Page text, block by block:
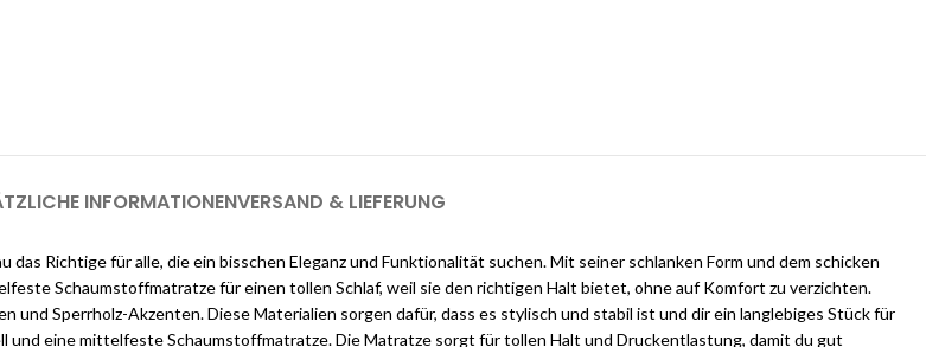
INFORMATIONENVERSAND & LIEFERUNG
Richtige für alle, die ein bisschen Eleganz und Funktionalität suchen. Mit seiner schlanken Form und dem schicken
Schaumstoffmatratze für einen tollen Schlaf, weil sie den richtigen Halt bietet, ohne auf Komfort zu verzichten.
Sperrholz-Akzenten. Diese Materialien sorgen dafür, dass es stylisch und stabil ist und dir ein langlebiges Stück für
eine mittelfeste Schaumstoffmatratze. Die Matratze sorgt für tollen Halt und Druckentlastung, damit du gut